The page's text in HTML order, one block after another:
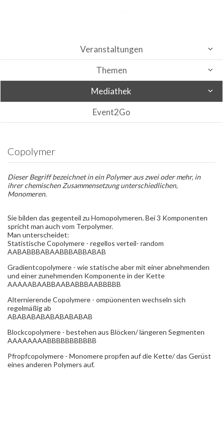
Veranstaltungen
Themen
Mediathek
Event2Go
Copolymer
Dieser Begriff bezeichnet in ein Polymer aus zwei oder mehr, in
ihrer chemischen Zusammensetzung unterschiedlichen,
Monomeren.
Sie bilden das gegenteil zu Homopolymeren. Bei 3 Komponenten
spricht man auch vom Terpolymer.
Man unterscheidet:
Statistische Copolymere - regellos verteil- random
AABABBBABAABBBABBABAB
Gradientcopolymere - wie statische aber mit einer abnehmenden
und einer zunehmenden Komponente in der Kette
AAAAABAABBAABABBBAABBBBB
Alternierende Copolymere - ompüonenten wechseln sich
regelmäßig ab
ABABABABABABABABAB
Blockcopolymere - bestehen aus Blöcken/ längeren Segmenten
AAAAAAAABBBBBBBBBBB
Pfropfcopolymere - Monomere propfen auf die Kette/ das Gerüst
eines anderen Polymers auf.